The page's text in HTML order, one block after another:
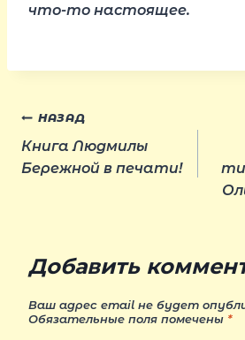
что-то настоящее.
Навигация
по
НАЗАД
Книга Людмилы
Бережной в печати!
Добавить
Ваш адрес email не будет
Обязательные поля помечены *